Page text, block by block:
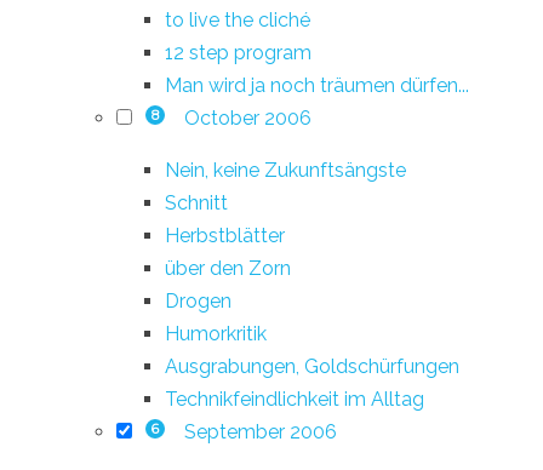
to live the cliché
12 step program
Man wird ja noch träumen dürfen...
8 October 2006
Nein, keine Zukunftsängste
Schnitt
Herbstblätter
über den Zorn
Drogen
Humorkritik
Ausgrabungen, Goldschürfungen
Technikfeindlichkeit im Alltag
6 September 2006